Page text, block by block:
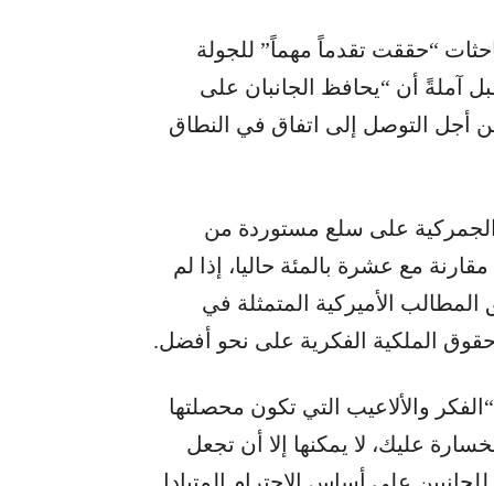
“حققت تقدماً مهماً” للجولة
آملةً أن “يحافظ الجانبان على
أجل التوصل إلى اتفاق في النطاق
الجمركية على سلع مستوردة من
دولار بنسبة 25 في المئة، مقارنة مع عشرة بالمئة حاليا، إذا لم
الأميركية المتمثلة في
الملكية الفكرية على نحو أفضل.
والألاعيب التي تكون محصلتها
عليك، لا يمكنها إلا أن تجعل
على أساس الاحترام المتبادل